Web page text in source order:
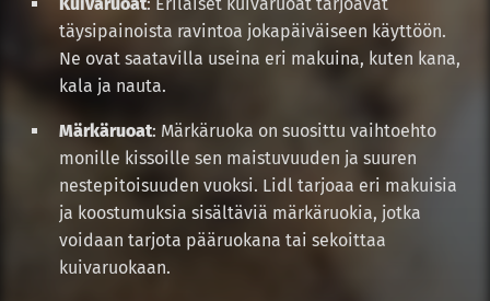
täysipainoista ravintoa jokapäiväiseen käyttöön.
Ne ovat saatavilla useina eri makuina, kuten kana,
kala ja nauta.
Märkäruoat: Märkäruoka on suosittu vaihtoehto
monille kissoille sen maistuvuuden ja suuren
nestepitoisuuden vuoksi. Lidl tarjoaa eri makuisia
ja koostumuksia sisältäviä märkäruokia, jotka
voidaan tarjota pääruokana tai sekoittaa
kuivaruokaan.